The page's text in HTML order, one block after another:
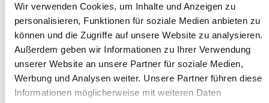
Wir verwenden Cookies, um Inhalte und Anzeigen zu
personalisieren, Funktionen für soziale Medien anbieten zu
können und die Zugriffe auf unsere Website zu analysieren.
Außerdem geben wir Informationen zu Ihrer Verwendung
unserer Website an unsere Partner für soziale Medien,
Werbung und Analysen weiter. Unsere Partner führen diese
Informationen möglicherweise mit weiteren Daten
Ladezeit
Link Juice
Linkbuilding
Linkprofil
Local Pack
Local SEO